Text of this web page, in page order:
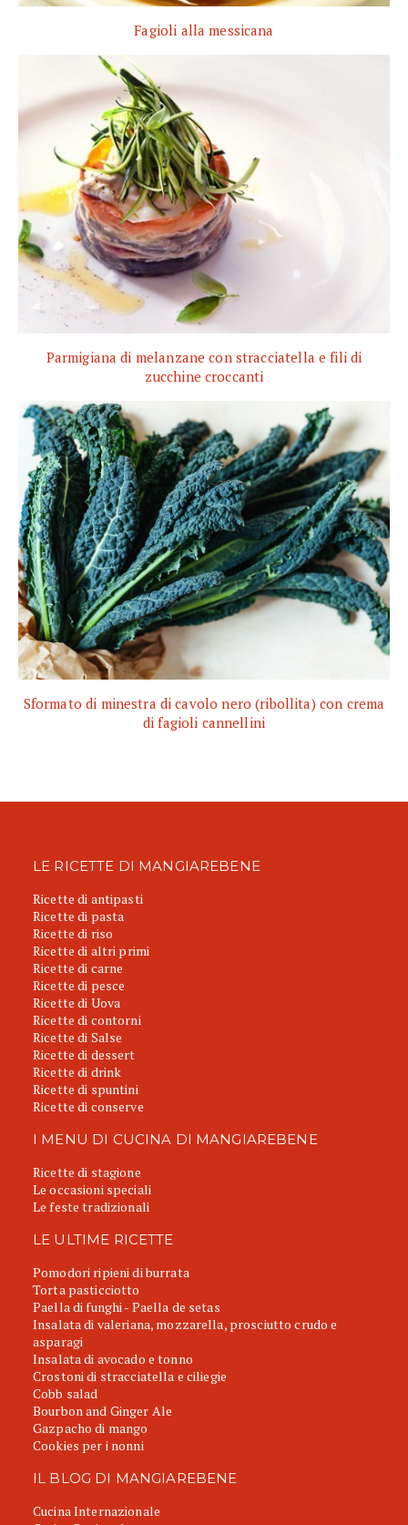
Fagioli alla messicana
Parmigiana di melanzane con stracciatella e fili di
zucchine croccanti
Sformato di minestra di cavolo nero (ribollita) con crema
di fagioli cannellini
LE RICETTE DI MANGIAREBENE
Ricette di antipasti
Ricette di pasta
Ricette di riso
Ricette di altri primi
Ricette di carne
Ricette di pesce
Ricette di Uova
Ricette di contorni
Ricette di Salse
Ricette di dessert
Ricette di drink
Ricette di spuntini
Ricette di conserve
I MENU DI CUCINA DI MANGIAREBENE
Ricette di stagione
Le occasioni speciali
Le feste tradizionali
LE ULTIME RICETTE
Pomodori ripieni di burrata
Torta pasticciotto
Paella di funghi - Paella de setas
Insalata di valeriana, mozzarella, prosciutto crudo e
asparagi
Insalata di avocado e tonno
Crostoni di stracciatella e ciliegie
Cobb salad
Bourbon and Ginger Ale
Gazpacho di mango
Cookies per i nonni
IL BLOG DI MANGIAREBENE
Cucina Internazionale